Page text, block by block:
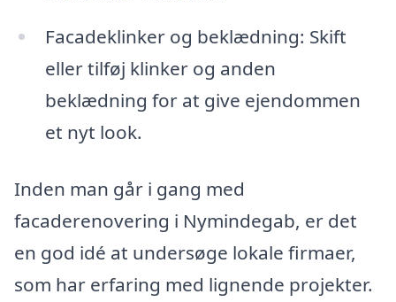
Facadeklinker og beklædning: Skift
eller tilføj klinker og anden
beklædning for at give ejendommen
et nyt look.
Inden man går i gang med
facaderenovering i Nymindegab, er det
en god idé at undersøge lokale firmaer,
som har erfaring med lignende projekter.